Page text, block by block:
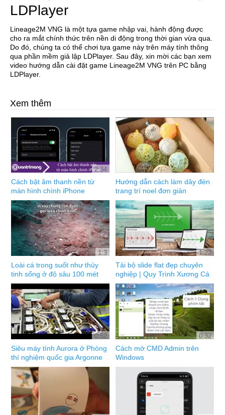
LDPlayer
Lineage2M VNG là một tựa game nhập vai, hành động được
cho ra mắt chính thức trên nền di động trong thời gian vừa qua.
Do đó, chúng ta có thể chơi tựa game này trên máy tính thông
qua phần mềm giả lập LDPlayer. Sau đây, xin mời các bạn xem
video hướng dẫn cài đặt game Lineage2M VNG trên PC bằng
LDPlayer.
Xem thêm
2:34
Cách bật âm thanh nền từ
màn hình chính iPhone
Hướng dẫn cách làm dây đèn
trang trí noel đơn giản
1:3
Loài cá trong suốt như thủy
tinh sống ở độ sâu 100 mét
1:22
Tải bộ slide flat đẹp chuyên
nghiệp | Quy Trình Xương Cá
0:52
Siêu máy tính Aurora ở Phòng
thí nghiệm quốc gia Argonne
0:32
Cách mở CMD Admin trên
Windows